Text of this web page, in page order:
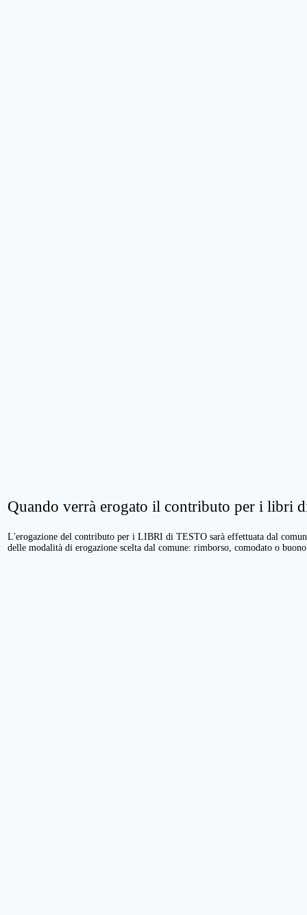
Quando verrà erogato il contributo per i libri
L'erogazione del contributo per i LIBRI di TESTO sarà effettuata dal
delle modalità di erogazione scelta dal comune: rimborso, comodato o